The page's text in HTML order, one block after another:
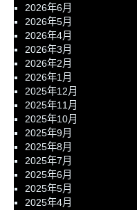
2026年6月
2026年5月
2026年4月
2026年3月
2026年2月
2026年1月
2025年12月
2025年11月
2025年10月
2025年9月
2025年8月
2025年7月
2025年6月
2025年5月
2025年4月